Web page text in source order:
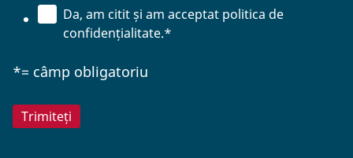
Da, am citit și am acceptat politica de
confidențialitate.*
*= câmp obligatoriu